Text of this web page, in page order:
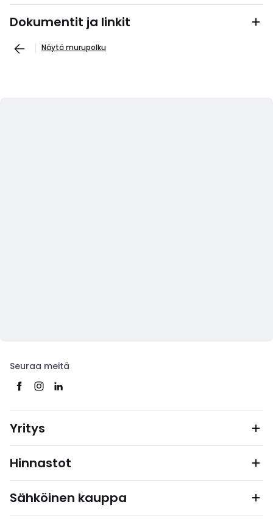
Dokumentit ja linkit
Näytä murupolku
Seuraa meitä
Yritys
Hinnastot
Sähköinen kauppa